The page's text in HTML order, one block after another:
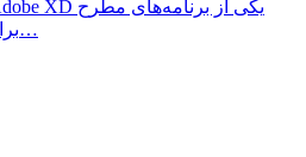
طراحی UI/UX برای مک…